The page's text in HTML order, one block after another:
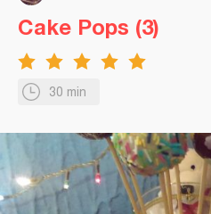
30 min
Cake Pops (3)